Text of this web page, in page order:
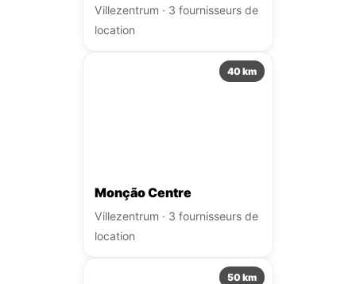
Villezentrum · 3 fournisseurs de
location
40 km
Monção Centre
Villezentrum · 3 fournisseurs de
location
50 km